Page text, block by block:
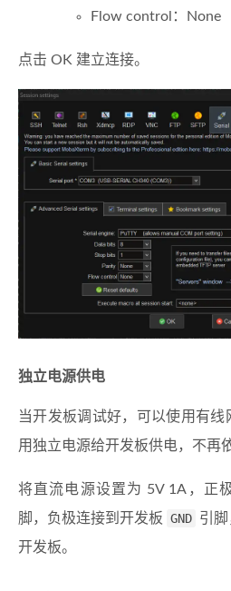
Flow control：None
点击 OK 建立连接。
独立电源供电
当开发板调试好，可以使用有
用独立电源给开发板供电，不再
将直流电源设置为 5V 1A，正
脚，负极连接到开发板 GND 引
开发板。